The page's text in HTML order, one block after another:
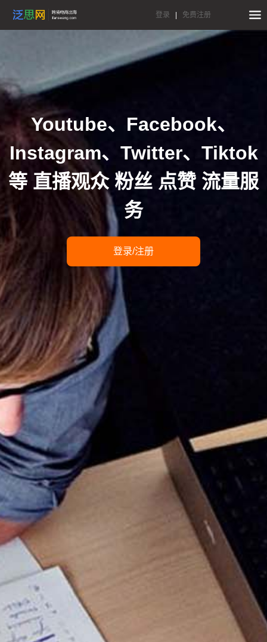
登录 免费注册
Youtube、Facebook、
Instagram、Twitter、Tiktok
等 直播观众 粉丝 点赞 流量服
务
登录/注册